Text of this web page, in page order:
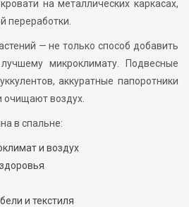
на металлических каркасах,
переработки.
— не только способ добавить
микроклимату. Подвесные
аккуратные папоротники
очищают воздух.
в спальне:
и воздух
и текстиля